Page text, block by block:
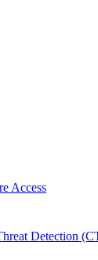
Access
Detection